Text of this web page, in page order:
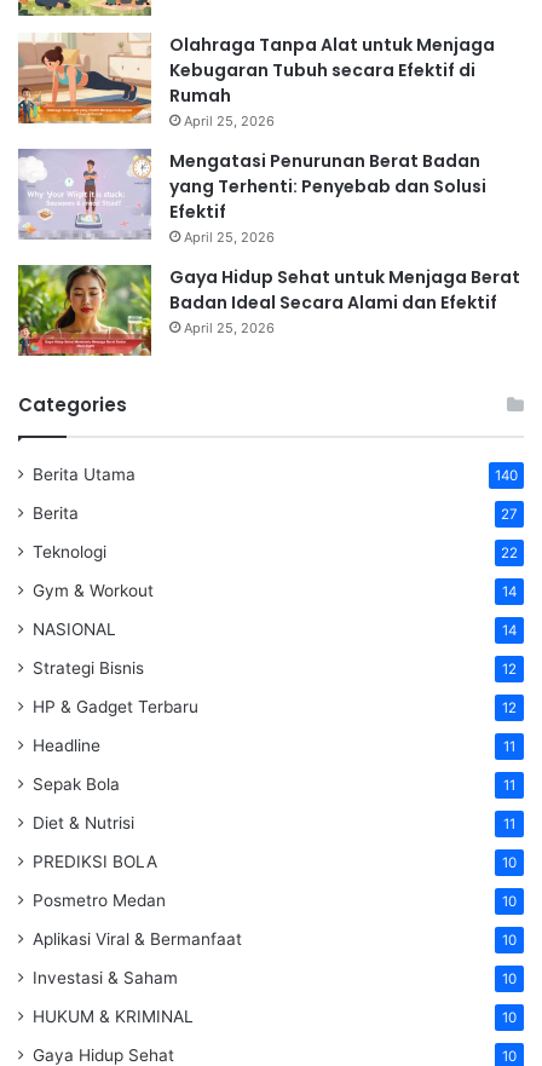
Olahraga Tanpa Alat untuk Menjaga
Kebugaran Tubuh secara Efektif di
Rumah
April 25, 2026
Mengatasi Penurunan Berat Badan
yang Terhenti: Penyebab dan Solusi
Efektif
April 25, 2026
Gaya Hidup Sehat untuk Menjaga Berat
Badan Ideal Secara Alami dan Efektif
April 25, 2026
Categories
Berita Utama 140
Berita 27
Teknologi 22
Gym & Workout 14
NASIONAL 14
Strategi Bisnis 12
HP & Gadget Terbaru 12
Headline 11
Sepak Bola 11
Diet & Nutrisi 11
PREDIKSI BOLA 10
Posmetro Medan 10
Aplikasi Viral & Bermanfaat 10
Investasi & Saham 10
HUKUM & KRIMINAL 10
Gaya Hidup Sehat 10